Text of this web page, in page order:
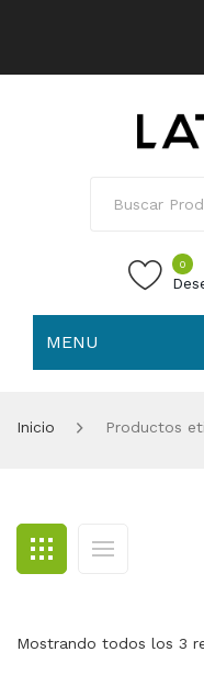
0
MENU
BLOG
CONTACTO
Inicio Productos
Mostrando todos los 3